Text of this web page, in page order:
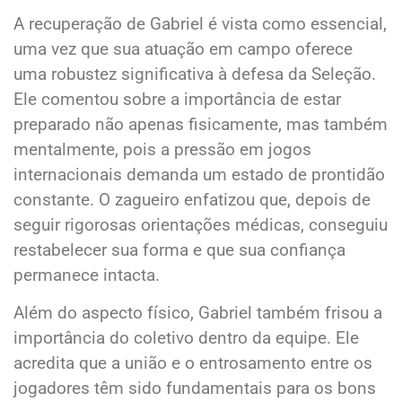
A recuperação de Gabriel é vista como essencial,
uma vez que sua atuação em campo oferece
uma robustez significativa à defesa da Seleção.
Ele comentou sobre a importância de estar
preparado não apenas fisicamente, mas também
mentalmente, pois a pressão em jogos
internacionais demanda um estado de prontidão
constante. O zagueiro enfatizou que, depois de
seguir rigorosas orientações médicas, conseguiu
restabelecer sua forma e que sua confiança
permanece intacta.
Além do aspecto físico, Gabriel também frisou a
importância do coletivo dentro da equipe. Ele
acredita que a união e o entrosamento entre os
jogadores têm sido fundamentais para os bons